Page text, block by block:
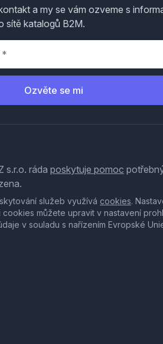
a my se vám ozveme s
sítě katalogů B2M.
Ozvěte se mi
s.r.o. ráda poskytuje pomoc
služeb využívá cookies.
můžete upravit v nastavení
v souladu s nařízením Evropské